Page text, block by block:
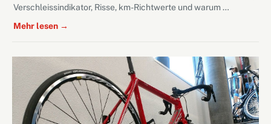
Verschleissindikator, Risse, km-Richtwerte und warum …
Mehr lesen →